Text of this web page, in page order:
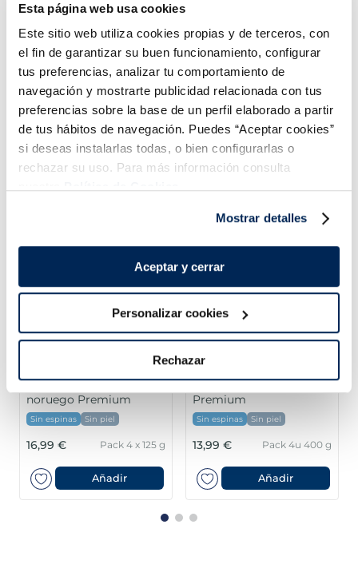
Esta página web usa cookies
Este sitio web utiliza cookies propias y de terceros, con
el fin de garantizar su buen funcionamiento, configurar
tus preferencias, analizar tu comportamiento de
navegación y mostrarte publicidad relacionada con tus
preferencias sobre la base de un perfil elaborado a partir
de tus hábitos de navegación. Puedes “Aceptar cookies”
si deseas instalarlas todas, o bien configurarlas o
rechazar su uso. Para más información consulta
Mostrar detalles
Aceptar y cerrar
Personalizar cookies
Rechazar
4,49 €
Bolsa 450g
Añadir Añadir
¡Combínalo y hazte un menú de 10!
Lomos de salmón
noruego Premium
Sin espinas Sin piel
16,99 € Pack 4 x 125 g
Añadir
Filetes de salmón
Premium
Sin espinas Sin piel
13,99 € Pack 4u 400 g
Añadir